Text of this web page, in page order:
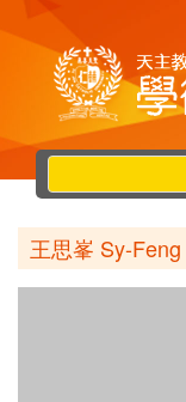
王思峯 Sy-